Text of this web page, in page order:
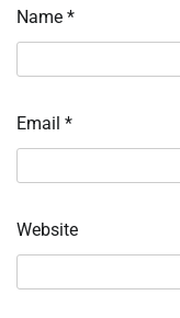
Name *
Email *
Website